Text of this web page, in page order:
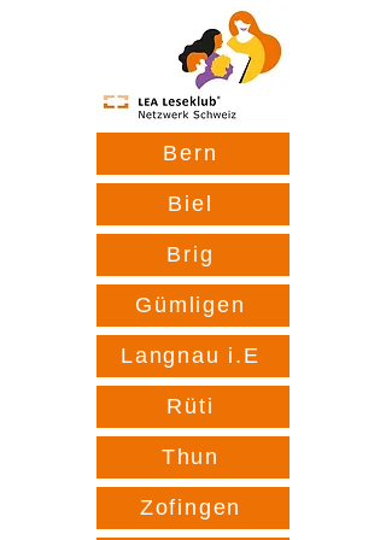
Bern
Biel
Brig
Gümligen
Langnau i.E
Rüti
Thun
Zofingen